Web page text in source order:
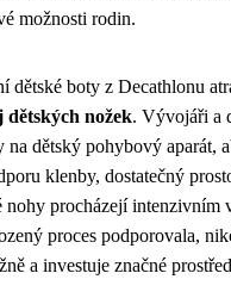
možnosti rodin.
dětské boty z Decathlonu
nožek. Vývojáři a
dětský pohybový aparát,
klenby, dostatečný
procházejí intenzivním
proces podporovala,
a investuje značné